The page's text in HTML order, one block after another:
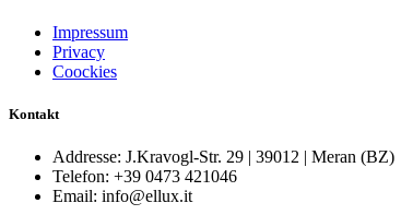
Impressum
Privacy
Coockies
Kontakt
Addresse: J.Kravogl-Str. 29 | 39012 | Meran (BZ)
Telefon: +39 0473 421046
Email: info@ellux.it